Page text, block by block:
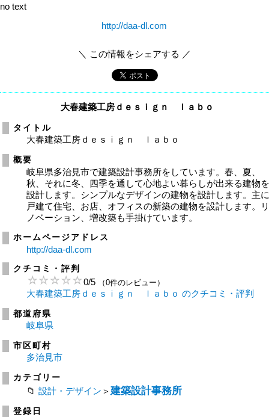
no text
http://daa-dl.com
＼ この情報をシェアする ／
大春建築工房ｄｅｓｉｇｎ ｌａｂｏ
タイトル
大春建築工房ｄｅｓｉｇｎ ｌａｂｏ
概要
岐阜県多治見市で建築設計事務所をしています。春、夏、
秋、それに冬、四季を通して心地よい暮らしが出来る建物
設計します。シンプルなデザインの建物を設計します。主
戸建て住宅、お店、オフィスの新築の建物を設計します。
ノベーション、増改築も手掛けています。
ホームページアドレス
http://daa-dl.com
クチコミ・評判
0/5 （0件のレビュー）
大春建築工房ｄｅｓｉｇｎ ｌａｂｏ のクチコミ・評判
都道府県
岐阜県
市区町村
多治見市
カテゴリー
設計・デザイン ＞ 建築設計事務所
登録日